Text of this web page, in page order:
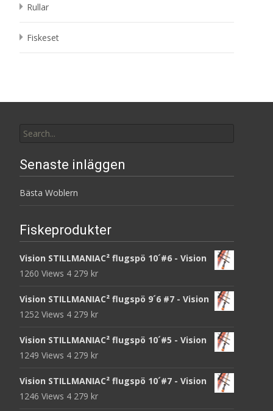
Rullar
Fiskeset
for:
Senaste inläggen
Bästa Woblern
Fiskeprodukter
Vision STILLMANIAC² flugspö 10´#6 - Vision
1260 Views 4 279 kr
Vision STILLMANIAC² flugspö 9´6 #7 - Vision
1252 Views 4 279 kr
Vision STILLMANIAC² flugspö 10´#5 - Vision
1249 Views 4 279 kr
Vision STILLMANIAC² flugspö 10´#7 - Vision
1246 Views 4 279 kr